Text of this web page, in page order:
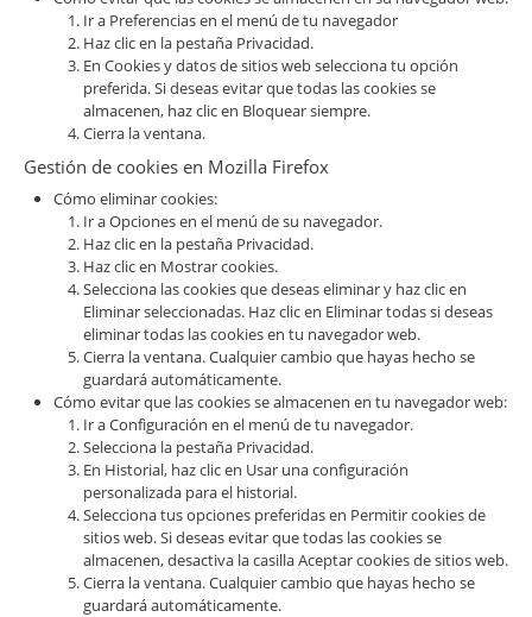
Ir a Preferencias en el menú de tu navegador
Haz clic en la pestaña Privacidad.
En Cookies y datos de sitios web selecciona tu opción
preferida. Si deseas evitar que todas las cookies se
almacenen, haz clic en Bloquear siempre.
Cierra la ventana.
Gestión de cookies en Mozilla Firefox
Cómo eliminar cookies:
Ir a Opciones en el menú de su navegador.
Haz clic en la pestaña Privacidad.
Haz clic en Mostrar cookies.
Selecciona las cookies que deseas eliminar y haz clic en
Eliminar seleccionadas. Haz clic en Eliminar todas si deseas
eliminar todas las cookies en tu navegador web.
Cierra la ventana. Cualquier cambio que hayas hecho se
guardará automáticamente.
Cómo evitar que las cookies se almacenen en tu navegador web:
Ir a Configuración en el menú de tu navegador.
Selecciona la pestaña Privacidad.
En Historial, haz clic en Usar una configuración
personalizada para el historial.
Selecciona tus opciones preferidas en Permitir cookies de
sitios web. Si deseas evitar que todas las cookies se
almacenen, desactiva la casilla Aceptar cookies de sitios web.
Cierra la ventana. Cualquier cambio que hayas hecho se
guardará automáticamente.